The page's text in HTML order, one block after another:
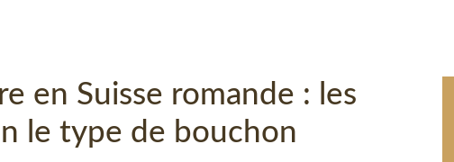
en Suisse romande : les
le type de bouchon